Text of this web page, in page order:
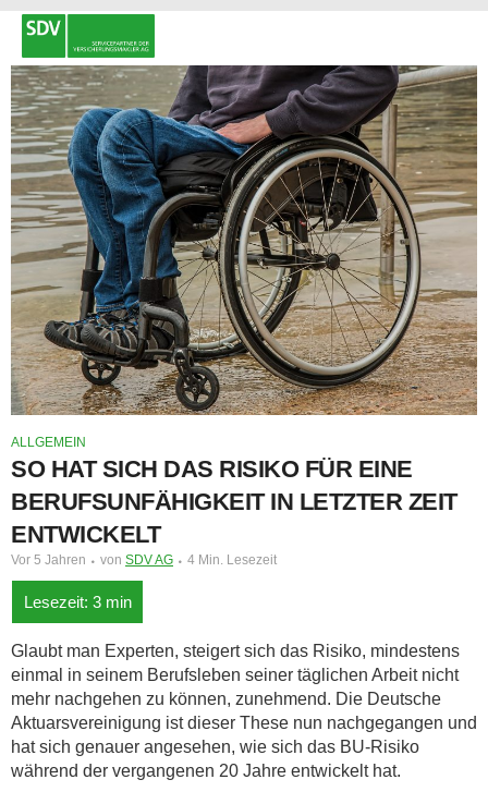
ALLGEMEIN
SO HAT SICH DAS RISIKO FÜR EINE
BERUFSUNFÄHIGKEIT IN LETZTER ZEIT
ENTWICKELT
Vor 5 Jahren von SDV AG 4 Min. Lesezeit
Glaubt man Experten, steigert sich das Risiko, mindestens
einmal in seinem Berufsleben seiner täglichen Arbeit nicht
mehr nachgehen zu können, zunehmend. Die Deutsche
Aktuarsvereinigung ist dieser These nun nachgegangen und
hat sich genauer angesehen, wie sich das BU-Risiko
während der vergangenen 20 Jahre entwickelt hat.